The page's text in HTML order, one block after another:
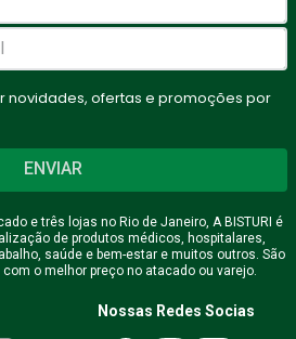
novidades, ofertas e promoções por
ENVIAR
e três lojas no Rio de Janeiro, A BISTURI é
de produtos médicos, hospitalares,
saúde e bem-estar e muitos outros. São
o melhor preço no atacado ou varejo.
Nossas Redes Socias